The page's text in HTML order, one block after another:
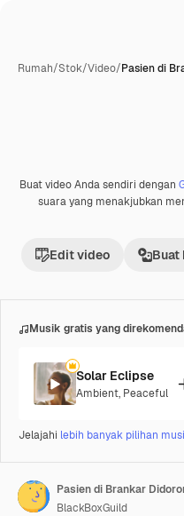
Rumah/Stok/Video/Pasien di
Premium
Buat video Anda sendiri dengan
suara yang menakjubkan
Edit video Buat
Musik gratis yang
Solar Eclipse
Ambient, Peaceful
Jelajahi lebih banyak pilihan
BlackBoxGuild